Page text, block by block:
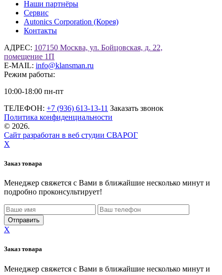
Наши партнёры
Сервис
Autonics Corporation (Корея)
Контакты
АДРЕС: 107150 Москва, ул. Бойцовская, д. 22,
помещение 1П
E-MAIL: info@klansman.ru
Режим работы:
10:00-18:00 пн-пт
ТЕЛЕФОН: +7 (936) 613-13-11 Заказать звонок
Политика конфиденциальности
© 2026.
Сайт разработан в веб студии СВАРОГ
X
Заказ товара
Менеджер свяжется с Вами в ближайшие несколько минут и
подробно проконсультирует!
X
Заказ товара
Менеджер свяжется с Вами в ближайшие несколько минут и